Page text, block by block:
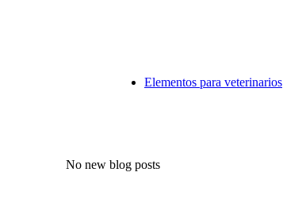
Elementos para veterinarios
No new blog posts